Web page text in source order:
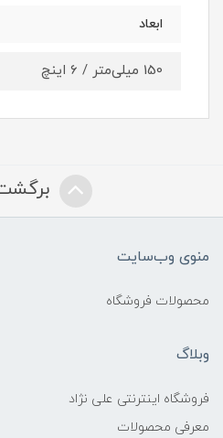
ابعاد
150 میلی‌متر / 6 اینچ
برگشت
منوی وب‌سایت
محصولات فروشگاه
وبلاگ
فروشگاه اینترنتی علی نژاد
معرفی محصولات